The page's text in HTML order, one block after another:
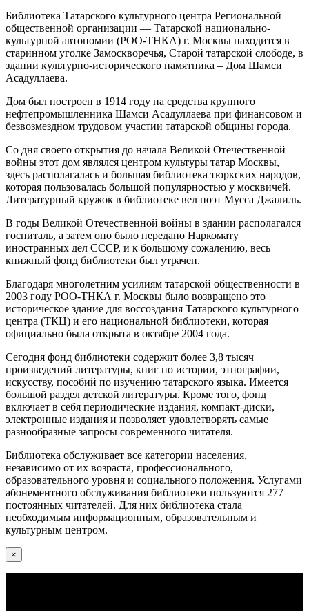
Библиотека Татарского культурного центра Региональной
общественной организации — Татарской национально-
культурной автономии (РОО-ТНКА) г. Москвы находится в
старинном уголке Замоскворечья, Старой татарской слободе, в
здании культурно-исторического памятника – Дом Шамси
Асадуллаева.
Дом был построен в 1914 году на средства крупного
нефтепромышленника Шамси Асадуллаева при финансовом и
безвозмездном трудовом участии татарской общины города.
Со дня своего открытия до начала Великой Отечественной
войны этот дом являлся центром культуры татар Москвы,
здесь располагалась и большая библиотека тюркских народов,
которая пользовалась большой популярностью у москвичей.
Литературный кружок в библиотеке вел поэт Мусса Джалиль.
В годы Великой Отечественной войны в здании располагался
госпиталь, а затем оно было передано Наркомату
иностранных дел СССР, и к большому сожалению, весь
книжный фонд библиотеки был утрачен.
Благодаря многолетним усилиям татарской общественности в
2003 году РОО-ТНКА г. Москвы было возвращено это
историческое здание для воссоздания Татарского культурного
центра (ТКЦ) и его национальной библиотеки, которая
официально была открыта в октябре 2004 года.
Сегодня фонд библиотеки содержит более 3,8 тысяч
произведений литературы, книг по истории, этнографии,
искусству, пособий по изучению татарского языка. Имеется
большой раздел детской литературы. Кроме того, фонд
включает в себя периодические издания, компакт-диски,
электронные издания и позволяет удовлетворять самые
разнообразные запросы современного читателя.
Библиотека обслуживает все категории населения,
независимо от их возраста, профессионального,
образовательного уровня и социального положения. Услугами
абонементного обслуживания библиотеки пользуются 277
постоянных читателей. Для них библиотека стала
необходимым информационным, образовательным и
культурным центром.
×